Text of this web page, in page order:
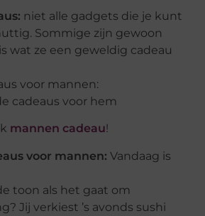
niet alle gadgets die je kunt
Sommige zijn gewoon
wat ze een geweldig cadeau
voor mannen:
cadeaus voor hem
mannen cadeau!
voor mannen: Vandaag is
toon als het gaat om
Jij verkiest ’s avonds sushi